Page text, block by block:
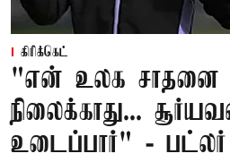
கிரிக்கெட்
"என் உலக சாதனை
நிலைக்காது...
உடைப்பார்" - பட்லர்